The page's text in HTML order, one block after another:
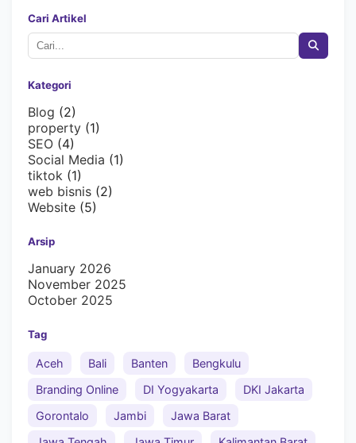
Cari Artikel
Kategori
Blog (2)
property (1)
SEO (4)
Social Media (1)
tiktok (1)
web bisnis (2)
Website (5)
Arsip
January 2026
November 2025
October 2025
Tag
Aceh Bali Banten
Bengkulu
Branding Online
DI Yogyakarta
DKI Jakarta
Gorontalo
Jambi
Jawa Barat